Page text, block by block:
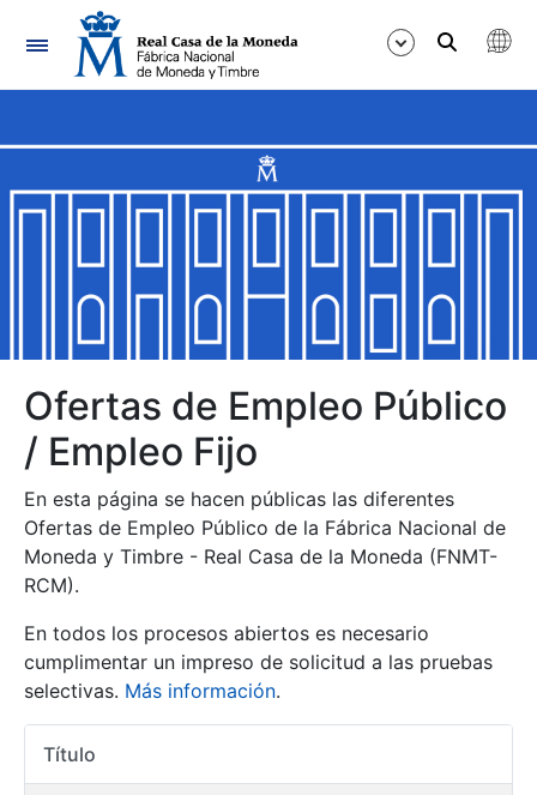
Navegación
Mostrar/Ocultar
Mostrar/Ocultar
Mostrar/Ocultar
Mostrar/Ocultar
Mostrar/Ocultar
Ofertas de Empleo Público
/ Empleo Fijo
En esta página se hacen públicas las diferentes
Ofertas de Empleo Público de la Fábrica Nacional de
Moneda y Timbre - Real Casa de la Moneda (FNMT-
RCM).
En todos los procesos abiertos es necesario
cumplimentar un impreso de solicitud a las pruebas
selectivas. Más información.
Título